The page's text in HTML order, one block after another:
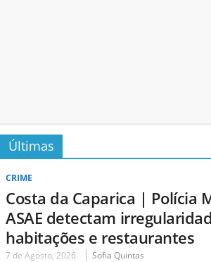
Últimas
CRIME
Costa da Caparica | Polícia
ASAE detectam
habitações e restaurantes
7 de Agosto, 2026 Sofia Quintas